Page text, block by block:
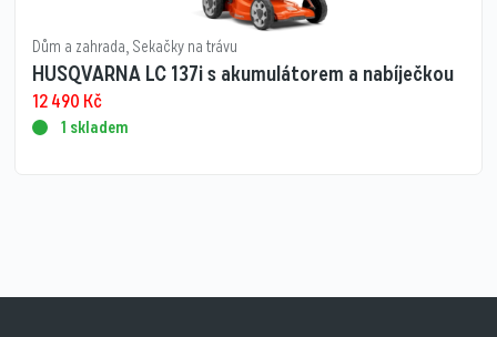
Dům a zahrada, Sekačky na trávu
HUSQVARNA LC 137i s akumulátorem a nabíječkou
12 490 Kč
1 skladem